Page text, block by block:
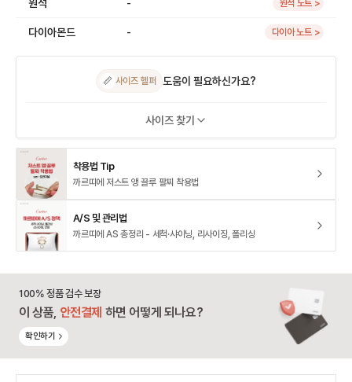
원석 - 원석 노트 >
다이아몬드 - 다이아 노트 >
📏 사이즈 헬퍼 도움이 필요하신가요?
사이즈 찾기
착용법 Tip
까르띠에 저스트 앵 끌루 팔찌 착용법
A/S 및 관리법
까르띠에 AS 총정리 - 세척·샤이닝, 리사이징, 폴리싱
100% 정품 검수 보장
이 상품, 안전결제 하면 어떻게 되나요?
확인하기